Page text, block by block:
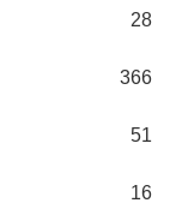
28
366
51
16